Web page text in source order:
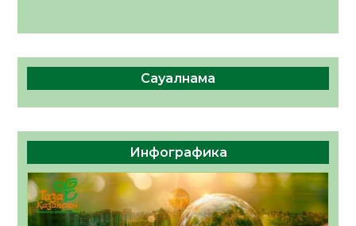
Сауалнама
Инфографика